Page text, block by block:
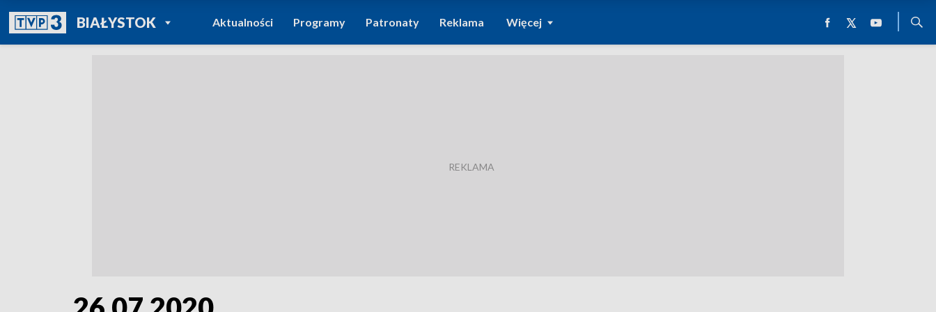
BIAŁYSTOKPOWRÓT DO
TVP REGIONY
Aktualności Programy Patronaty Reklama Więcej